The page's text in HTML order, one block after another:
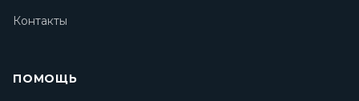
Контакты
ПОМОЩЬ